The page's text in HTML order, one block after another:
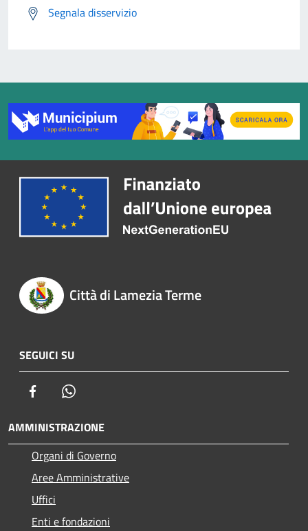
Segnala disservizio
Città di Lamezia Terme
SEGUICI SU
Facebook
AMMINISTRAZIONE
Organi di Governo
Aree Amministrative
Uffici
Enti e fondazioni